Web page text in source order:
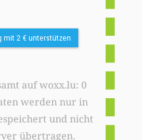
mit 2 € unterstützen
auf woxx.lu: 0
werden nur in
und nicht
übertragen.